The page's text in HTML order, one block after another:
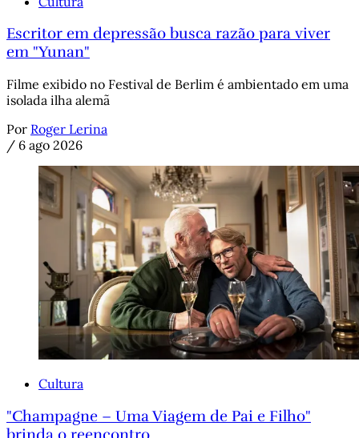
Escritor em depressão busca razão para viver
em "Yunan"
Filme exibido no Festival de Berlim é ambientado em uma
isolada ilha alemã
Por Roger Lerina
/ 6 ago 2026
Cultura
"Champagne – Uma Viagem de Pai e Filho"
brinda o reencontro